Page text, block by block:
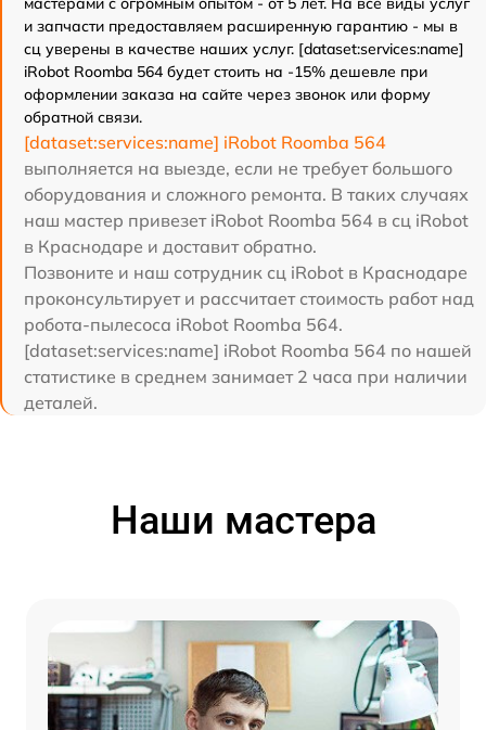
и запчасти предоставляем расширенную гарантию - мы в
сц уверены в качестве наших услуг. [dataset:services:name]
iRobot Roomba 564 будет стоить на -15% дешевле при
оформлении заказа на сайте через звонок или форму
обратной связи.
[dataset:services:name] iRobot Roomba 564
выполняется на выезде, если не требует большого
оборудования и сложного ремонта. В таких случаях
наш мастер привезет iRobot Roomba 564 в сц iRobot
в Краснодаре и доставит обратно.
Позвоните и наш сотрудник сц iRobot в Краснодаре
проконсультирует и рассчитает стоимость работ над
робота-пылесоса iRobot Roomba 564.
[dataset:services:name] iRobot Roomba 564 по нашей
статистике в среднем занимает 2 часа при наличии
деталей.
Наши мастера